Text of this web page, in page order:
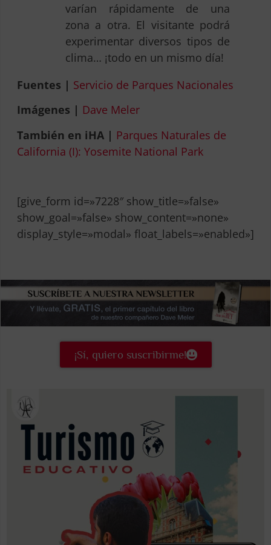
varían rápidamente de una
zona a otra. El visitante podrá
experimentar diversos tipos de
clima… ¡todo en un mismo día!
Fuentes | Servicio de Parques Nacionales
Imágenes | Dave Meler
También en iHA | Parques Naturales de
California (I): Yosemite National Park
[give_form id=»7228″ show_title=»false»
show_goal=»false» show_content=»none»
display_style=»modal» float_labels=»enabled»]
¡Sí, quiero suscribirme!